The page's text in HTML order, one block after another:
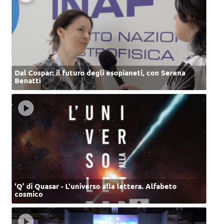
Dal Cospar: il futuro degli esopianeti, con Serena
Benatti
‘Q’ di Quasar - L'universo alla lettera. Alfabeto
cosmico